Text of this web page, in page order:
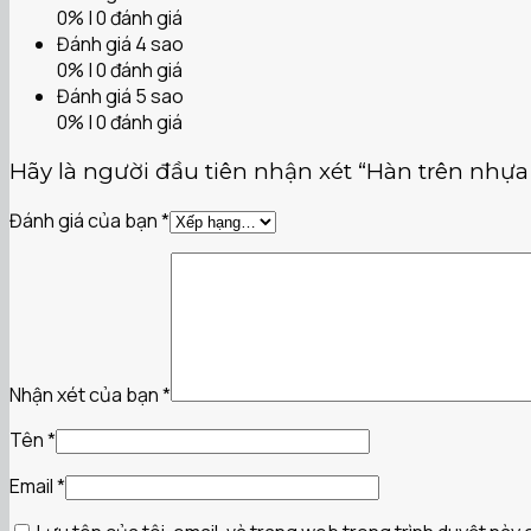
0% | 0 đánh giá
Đánh giá 4 sao
0% | 0 đánh giá
Đánh giá 5 sao
0% | 0 đánh giá
Hãy là người đầu tiên nhận xét “Hàn trên nhựa
Đánh giá của bạn*
Nhận xét của bạn*
Tên*
Email*